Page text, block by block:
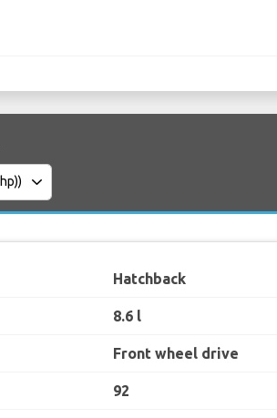
Hatchback
8.6 l
Front wheel drive
92